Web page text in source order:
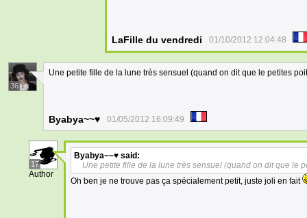
LaFille du vendredi 01/10/2012 12:04:48
36
Une petite fille de la lune très sensuel (quand on dit que le petites
Byabya~~♥ 01/05/2012 16:09:49
17
Author
Byabya~~♥ said:
Une petite fille de la lune très sensuel (quand on dit que le
Oh ben je ne trouve pas ça spécialement petit, juste joli en fait